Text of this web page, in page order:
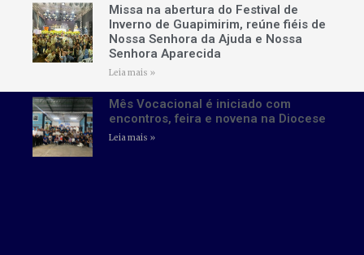
Missa na abertura do Festival de
Inverno de Guapimirim, reúne fiéis de
Nossa Senhora da Ajuda e Nossa
Senhora Aparecida
Leia mais »
Mês Vocacional é iniciado com
encontros, feira e novena na Diocese
Leia mais »